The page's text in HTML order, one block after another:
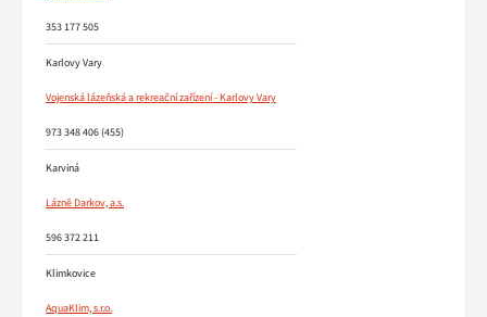
353 177 505
Karlovy Vary
Vojenská lázeňská a rekreační zařízení - Karlovy Vary
973 348 406 (455)
Karviná
Lázně Darkov, a.s.
596 372 211
Klimkovice
AquaKlim, s.r.o.